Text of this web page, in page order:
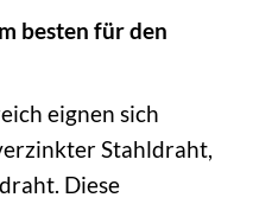
besten für den
eignen sich
Stahldraht,
Diese